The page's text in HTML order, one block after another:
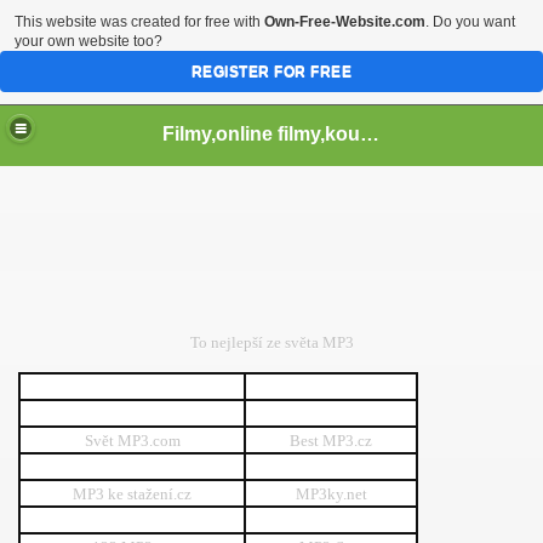
Filmy,online filmy,koukej filmy,download,serialy,videa,tv,hry stahuj,filmy torrent ,filmy shlednuti
To nejlepší ze světa MP3
Svět MP3.com Best MP3.cz
MP3 ke stažení.cz MP3ky.net
This website was created for free with Own-Free-Website.com. Do you want
your own website too?
REGISTER FOR FREE